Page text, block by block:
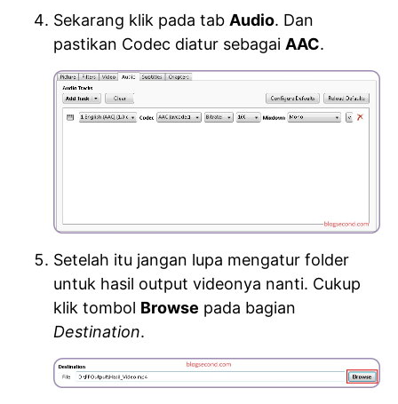
Sekarang klik pada tab Audio. Dan
pastikan Codec diatur sebagai AAC.
Setelah itu jangan lupa mengatur folder
untuk hasil output videonya nanti. Cukup
klik tombol Browse pada bagian
Destination.